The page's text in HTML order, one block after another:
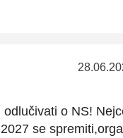
o NS!
se